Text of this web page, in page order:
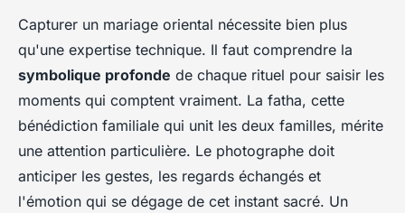
Capturer un mariage oriental nécessite bien plus
qu'une expertise technique. Il faut comprendre la
symbolique profonde de chaque rituel pour saisir les
moments qui comptent vraiment. La fatha, cette
bénédiction familiale qui unit les deux familles, mérite
une attention particulière. Le photographe doit
anticiper les gestes, les regards échangés et
l'émotion qui se dégage de cet instant sacré. Un